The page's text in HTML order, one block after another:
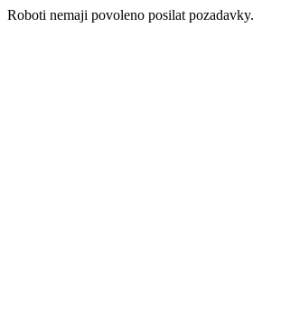
Roboti nemaji povoleno posilat pozadavky.